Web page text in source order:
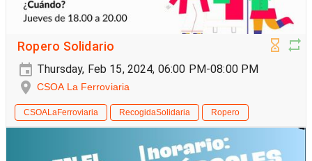
Ropero Solidario
Thursday, Feb 15, 2024, 06:00 PM-08:00 PM
CSOA La Ferroviaria
CSOALaFerroviaria RecogidaSolidaria Ropero